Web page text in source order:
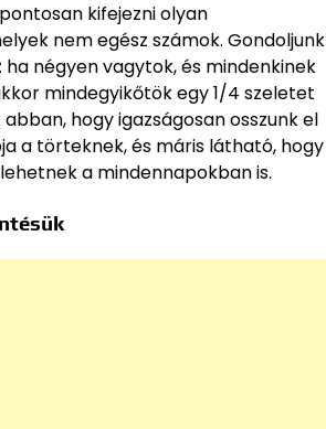
kifejezni olyan
nem egész számok. Gondoljunk
ha négyen vagytok, és mindenkinek
mindegyikőtök egy 1/4 szeletet
hogy igazságosan osszunk el
a törteknek, és máris látható, hogy
a mindennapokban is.